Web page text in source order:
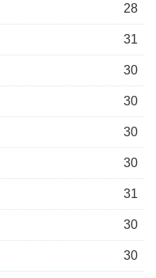
28
31
30
30
30
30
31
30
30